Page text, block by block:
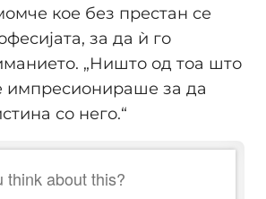
кое без престан се
за да ѝ го
„Ништо од тоа што
импресионираше за да
со него.“